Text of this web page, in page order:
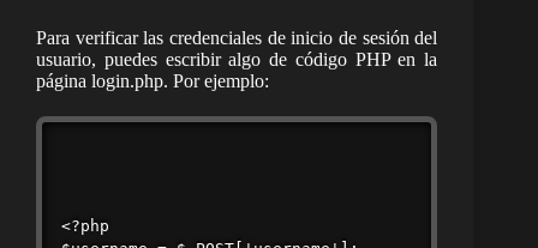
Para verificar las credenciales de inicio de sesión del
usuario, puedes escribir algo de código PHP en la
página login.php. Por ejemplo:
<?php